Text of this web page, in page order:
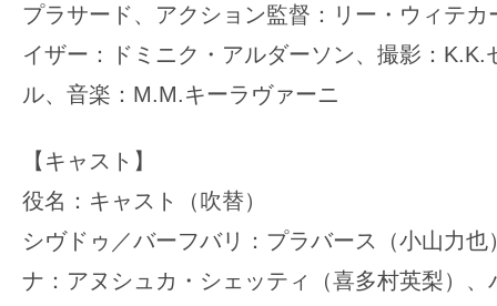
プラサード、アクション監督：リー・ウィテカ
イザー：ドミニク・アルダーソン、撮影：K.K.
ル、音楽：M.M.キーラヴァーニ
【キャスト】
役名：キャスト（吹替）
シヴドゥ／バーフバリ：プラバース（小山力也
ナ：アヌシュカ・シェッティ（喜多村英梨）、